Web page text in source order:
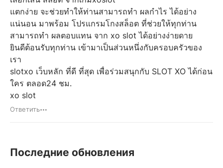
แตกง่าย จะช่วยทำให้ท่านสามารถทำ ผลกำไร ได้อย่าง
แน่นอน มาพร้อม โปรแกรมโกงสล็อต ที่ช่วยให้ทุกท่าน
สามารถทำ ผลตอบแทน จาก xo slot ได้อย่างง่ายดาย
ยินดีต้อนรับทุกท่าน เข้ามาเป็นส่วนหนึ่งกับครอบครัวของ
เรา
slotxo เว็บหลัก ที่ดี ที่สุด เพื่อร่วมสนุกกับ SLOT XO ได้ก่อน
ใคร ตลอด24 ชม.
xo slot
Ответить
Последние обновления